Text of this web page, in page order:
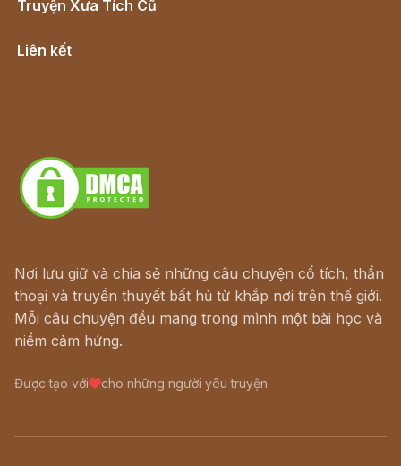
Truyện Xưa Tích Cũ
Liên kết
Nơi lưu giữ và chia sẻ những câu chuyện cổ tích, thần
thoại và truyền thuyết bất hủ từ khắp nơi trên thế giới.
Mỗi câu chuyện đều mang trong mình một bài học và
niềm cảm hứng.
Được tạo với cho những người yêu truyện